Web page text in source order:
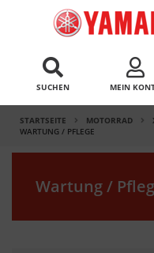
SUCHEN MEIN
STARTSEITE MOTORRAD
WARTUNG / PFLEGE
Wartung /